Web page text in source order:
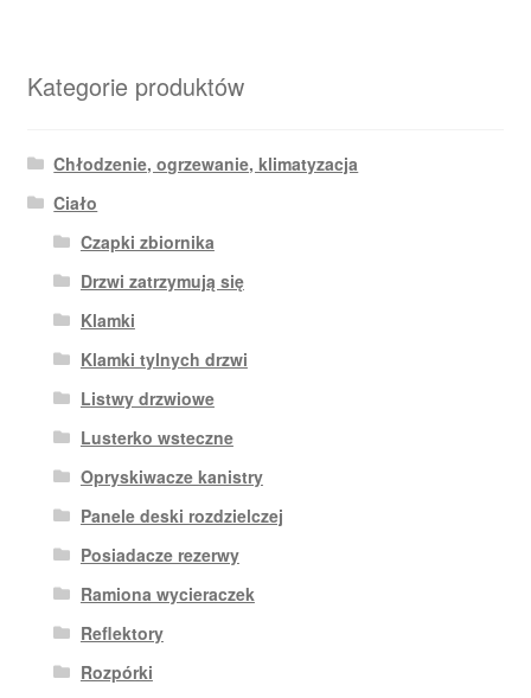
Kategorie produktów
Chłodzenie, ogrzewanie, klimatyzacja
Ciało
Czapki zbiornika
Drzwi zatrzymują się
Klamki
Klamki tylnych drzwi
Listwy drzwiowe
Lusterko wsteczne
Opryskiwacze kanistry
Panele deski rozdzielczej
Posiadacze rezerwy
Ramiona wycieraczek
Reflektory
Rozpórki